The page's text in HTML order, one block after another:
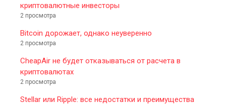
криптовалютные инвесторы
2 просмотра
Bitcoin дорожает, однако неуверенно
2 просмотра
CheapAir не будет отказываться от расчета в
криптовалютах
2 просмотра
Stellar или Ripple: все недостатки и преимущества